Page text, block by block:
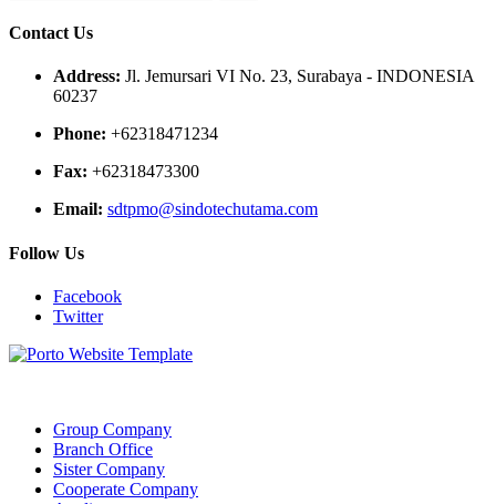
Contact Us
Address: Jl. Jemursari VI No. 23, Surabaya - INDONESIA
60237
Phone: +62318471234
Fax: +62318473300
Email: sdtpmo@sindotechutama.com
Follow Us
Facebook
Twitter
Group Company
Branch Office
Sister Company
Cooperate Company